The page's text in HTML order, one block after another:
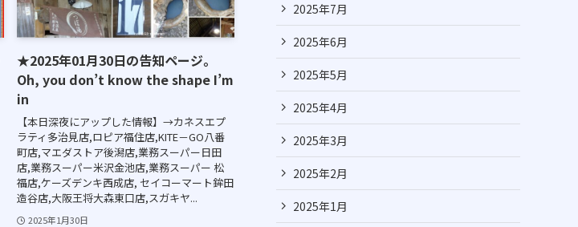
★2025年01月30日の告知ページ。
Oh, you don’t know the shape I’m
in
【本日深夜にアップした情報】→カネスエプ
ラティ多治見店,ロピア福住店,KITE－GO八番
町店,マエダストア後潟店,業務スーパー日田
店,業務スーパー米沢金池店,業務スーパー 松
福店,ケーズデンキ西成店, セイコーマート鉾田
造谷店,大阪王将大森東口店,スガキヤ...
2025年1月30日
2025年7月
2025年6月
2025年5月
2025年4月
2025年3月
2025年2月
2025年1月